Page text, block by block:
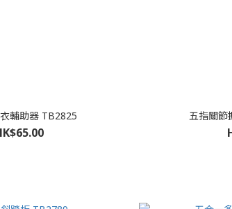
輔助器 TB2825 五指關節